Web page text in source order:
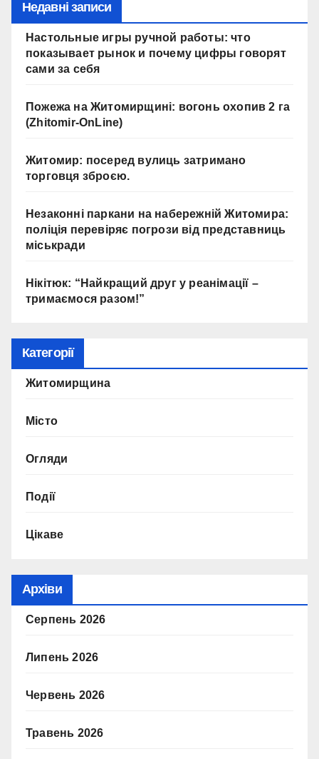
Недавні записи
Настольные игры ручной работы: что
показывает рынок и почему цифры говорят
сами за себя
Пожежа на Житомирщині: вогонь охопив 2 га
(Zhitomir-OnLine)
Житомир: посеред вулиць затримано
торговця зброєю.
Незаконні паркани на набережній Житомира:
поліція перевіряє погрози від представниць
міськради
Нікітюк: “Найкращий друг у реанімації –
тримаємося разом!”
Категорії
Житомирщина
Місто
Огляди
Події
Цікаве
Архіви
Серпень 2026
Липень 2026
Червень 2026
Травень 2026